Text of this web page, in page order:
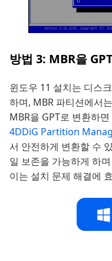
방법 3: MBR을
윈도우 11 설치는 디스
하며, MBR 파티션에서
MBR을 GPT로 변환하
4DDiG Partition
서 안전하게 변환할 수
일 보존을 가능하게 하
이는 설치 문제 해결에